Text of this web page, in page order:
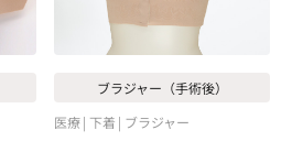
ブラジャー（手術後）
医療 下着 ブラジャー